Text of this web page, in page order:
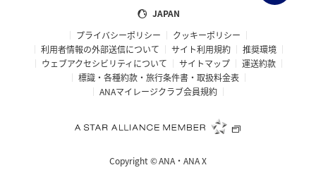
JAPAN
プライバシーポリシー
クッキーポリシー
利用者情報の外部送信について
サイト利用規約
推奨環境
ウェブアクセシビリティについて
サイトマップ
運送約款
標識・各種約款・旅行条件書・取扱料金表
ANAマイレージクラブ会員規約
Copyright ©ANA・ANA X